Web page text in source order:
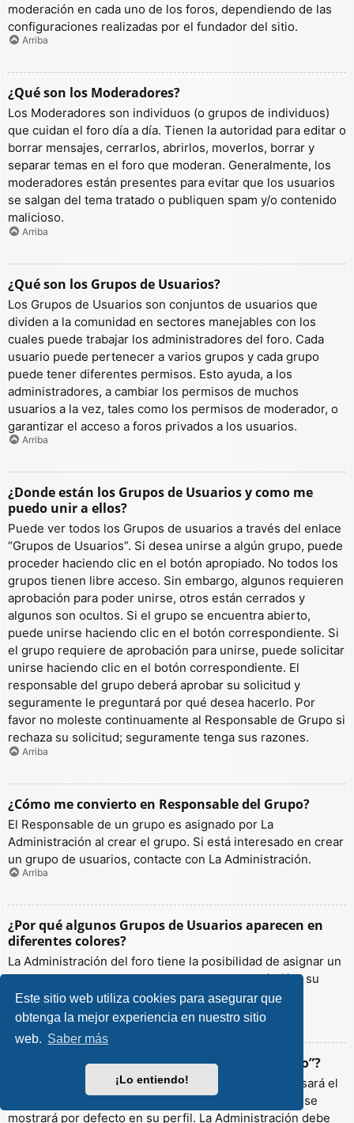
Este sitio web utiliza cookies para asegurar que
obtenga la mejor experiencia en nuestro sitio
web. Saber más
¡Lo entiendo!
moderación en cada uno de los foros, dependiendo de las
configuraciones realizadas por el fundador del sitio.
Arriba
¿Qué son los Moderadores?
Los Moderadores son individuos (o grupos de individuos)
que cuidan el foro día a día. Tienen la autoridad para editar o
borrar mensajes, cerrarlos, abrirlos, moverlos, borrar y
separar temas en el foro que moderan. Generalmente, los
moderadores están presentes para evitar que los usuarios
se salgan del tema tratado o publiquen spam y/o contenido
malicioso.
Arriba
¿Qué son los Grupos de Usuarios?
Los Grupos de Usuarios son conjuntos de usuarios que
dividen a la comunidad en sectores manejables con los
cuales puede trabajar los administradores del foro. Cada
usuario puede pertenecer a varios grupos y cada grupo
puede tener diferentes permisos. Esto ayuda, a los
administradores, a cambiar los permisos de muchos
usuarios a la vez, tales como los permisos de moderador, o
garantizar el acceso a foros privados a los usuarios.
Arriba
¿Donde están los Grupos de Usuarios y como me
puedo unir a ellos?
Puede ver todos los Grupos de usuarios a través del enlace
“Grupos de Usuarios”. Si desea unirse a algún grupo, puede
proceder haciendo clic en el botón apropiado. No todos los
grupos tienen libre acceso. Sin embargo, algunos requieren
aprobación para poder unirse, otros están cerrados y
algunos son ocultos. Si el grupo se encuentra abierto,
puede unirse haciendo clic en el botón correspondiente. Si
el grupo requiere de aprobación para unirse, puede solicitar
unirse haciendo clic en el botón correspondiente. El
responsable del grupo deberá aprobar su solicitud y
seguramente le preguntará por qué desea hacerlo. Por
favor no moleste continuamente al Responsable de Grupo si
rechaza su solicitud; seguramente tenga sus razones.
Arriba
¿Cómo me convierto en Responsable del Grupo?
El Responsable de un grupo es asignado por La
Administración al crear el grupo. Si está interesado en crear
un grupo de usuarios, contacte con La Administración.
Arriba
¿Por qué algunos Grupos de Usuarios aparecen en
diferentes colores?
La Administración del foro tiene la posibilidad de asignar un
color a los usuarios de un grupo para hacer más fácil su
identificación.
Arriba
¿Qué es un “Grupo de Usuarios predeterminado”?
Si es miembro de más de un grupo por defecto, se usará el
“predeterminado” para determinar qué color y rango se
mostrará por defecto en su perfil. La Administración debe